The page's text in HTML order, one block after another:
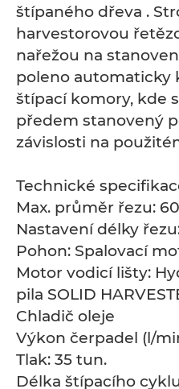
štípaného dřeva .
harvestorovou
nařežou na
poleno automaticky
štípací komory, kde
předem stanovený
závislosti na
Technické
Max. průměr řezu:
Nastavení délky
Pohon: Spalovací
Motor vodicí lišty:
pila SOLID
Chladič oleje
Výkon čerpadel (l/
Tlak: 35 tun.
Délka štípacího